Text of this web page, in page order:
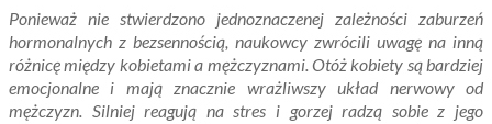
Ponieważ nie stwierdzono jednoznaczenej zależności zaburzeń
hormonalnych z bezsennością, naukowcy zwrócili uwagę na inną
różnicę między kobietami a mężczyznami. Otóż kobiety są bardziej
emocjonalne i mają znacznie wrażliwszy układ nerwowy od
mężczyzn. Silniej reagują na stres i gorzej radzą sobie z jego